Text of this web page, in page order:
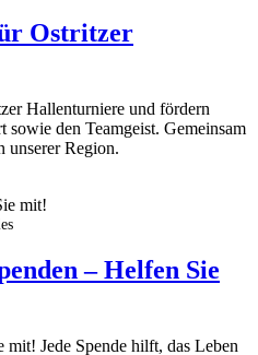
Ostritzer
Hallenturniere und fördern
sowie den Teamgeist. Gemeinsam
unserer Region.
– Helfen Sie
mit! Jede Spende hilft, das Leben